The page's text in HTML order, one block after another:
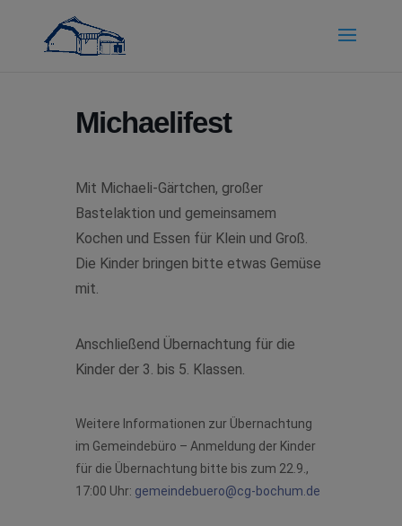
Michaelifest
Mit Michaeli-Gärtchen, großer
Bastelaktion und gemeinsamem
Kochen und Essen für Klein und Groß.
Die Kinder bringen bitte etwas Gemüse
mit.
Anschließend Übernachtung für die
Kinder der 3. bis 5. Klassen.
Weitere Informationen zur Übernachtung
im Gemeindebüro – Anmeldung der Kinder
für die Übernachtung bitte bis zum 22.9.,
17:00 Uhr: gemeindebuero@cg-bochum.de